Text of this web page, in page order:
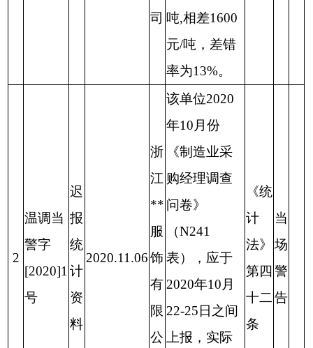
司 吨,相差1600
元/吨，差错
率为13%。
2
温调当
警字
[2020]1
号
迟
报
统
计
资
料
2020.11.06
浙
江
**
服
饰
有
限
公
该单位2020
年10月份
《制造业采
购经理调查
问卷》
（N241
表），应于
2020年10月
22-25日之间
上报，实际
《统
计
法》
第四
十二
条
当
场
警
告